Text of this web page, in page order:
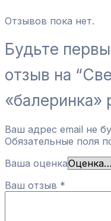
Отзывов пока нет.
Будьте
отзыв на
«балеринка»
Ваш адрес email не
Обязательные поля
Ваша оценка
Ваш отзыв *